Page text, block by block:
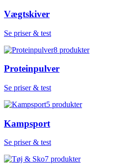
Vægtskiver
Se priser & test
8 produkter
Proteinpulver
Se priser & test
5 produkter
Kampsport
Se priser & test
7 produkter